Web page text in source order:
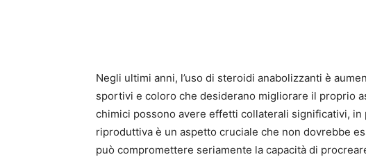
Negli ultimi anni, l’uso di steroidi anabolizzanti è
sportivi e coloro che desiderano migliorare il proprio
chimici possono avere effetti collaterali significativi,
riproduttiva è un aspetto cruciale che non dovrebbe
può compromettere seriamente la capacità di